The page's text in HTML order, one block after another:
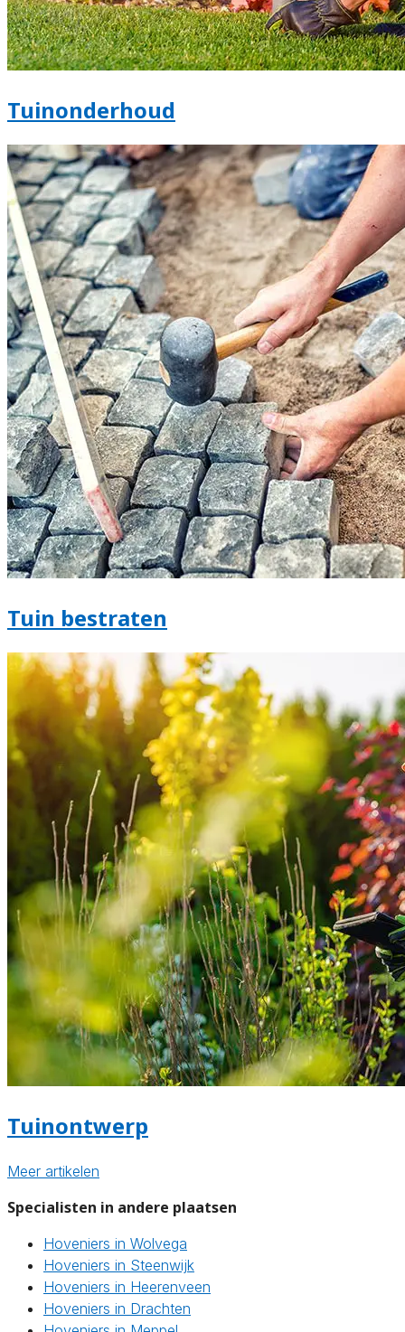
Tuinonderhoud
Tuin bestraten
Tuinontwerp
Meer artikelen
Specialisten in andere plaatsen
Hoveniers in Wolvega
Hoveniers in Steenwijk
Hoveniers in Heerenveen
Hoveniers in Drachten